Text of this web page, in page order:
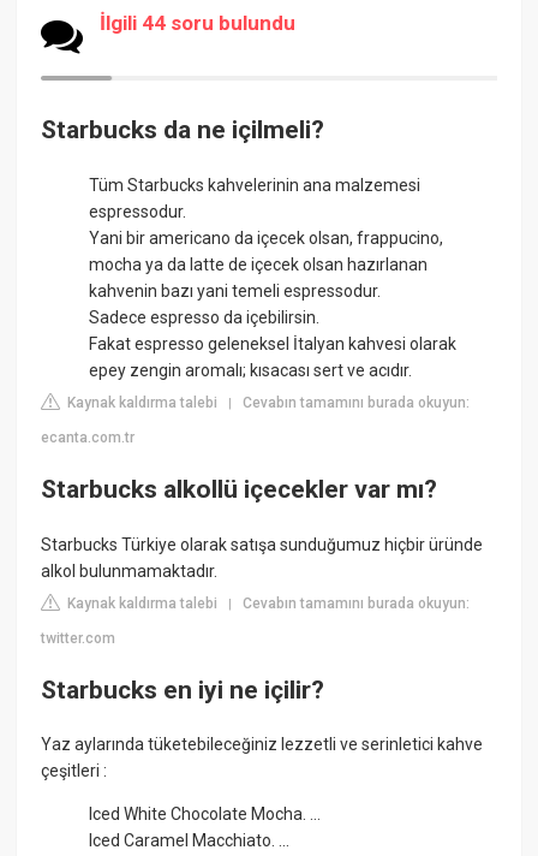
İlgili 44 soru bulundu
Starbucks da ne içilmeli?
Tüm Starbucks kahvelerinin ana malzemesi
espressodur.
Yani bir americano da içecek olsan, frappucino,
mocha ya da latte de içecek olsan hazırlanan
kahvenin bazı yani temeli espressodur.
Sadece espresso da içebilirsin.
Fakat espresso geleneksel İtalyan kahvesi olarak
epey zengin aromalı; kısacası sert ve acıdır.
Kaynak kaldırma talebi |Cevabın tamamını burada okuyun:
ecanta.com.tr
Starbucks alkollü içecekler var mı?
Starbucks Türkiye olarak satışa sunduğumuz hiçbir üründe
alkol bulunmamaktadır.
Kaynak kaldırma talebi |Cevabın tamamını burada okuyun:
twitter.com
Starbucks en iyi ne içilir?
Yaz aylarında tüketebileceğiniz lezzetli ve serinletici kahve
çeşitleri :
Iced White Chocolate Mocha. ...
Iced Caramel Macchiato. ...